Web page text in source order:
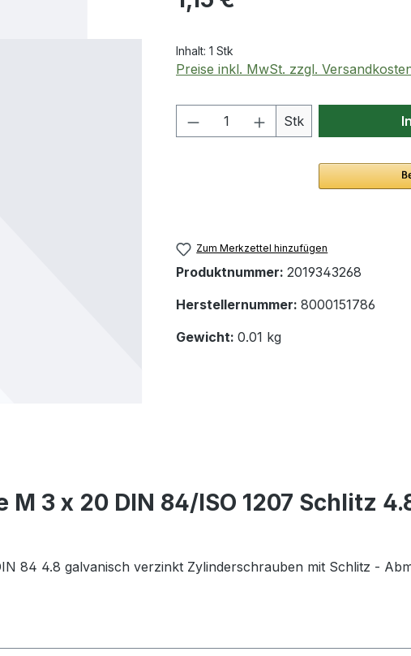
Inhalt: 1 Stk
Preise inkl. MwSt. zzgl.
Produkt Anzahl: Gib
Stk
Zum Merkzettel hinzufügen
Produktnummer: 2019343268
Herstellernummer: 8000151786
Gewicht: 0.01 kg
3 x 20 DIN 84/ISO 1207 Schlitz
84 4.8 galvanisch verzinkt Zylinderschrauben mit Schlitz -